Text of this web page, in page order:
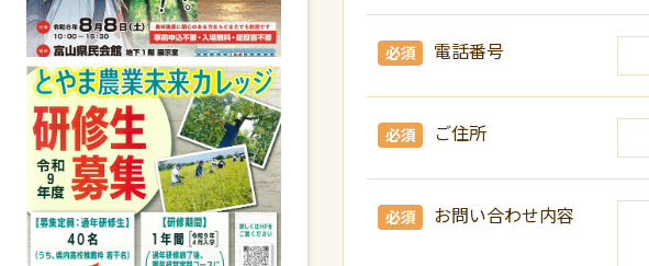
必須 電話番号
必須 ご住所
必須 お問い合わせ内容